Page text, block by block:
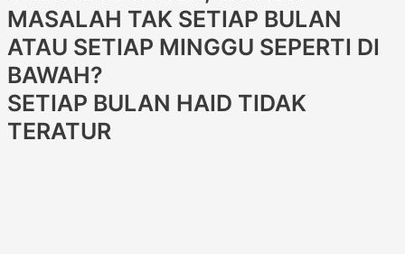
MASALAH TAK SETIAP BULAN
ATAU SETIAP MINGGU SEPERTI DI
BAWAH?
SETIAP BULAN HAID TIDAK
TERATUR